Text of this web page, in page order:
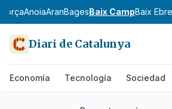
AnoiaAranBagesBaix CampBaix Ebre
Diari de Catalunya
Economía Tecnología Sociedad